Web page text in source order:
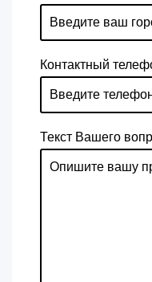
Контактный
Текст Вашего